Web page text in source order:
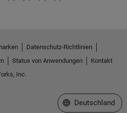
Datenschutz-Richtlinien
Status von Anwendungen
Kontakt
Inc.
Website auswählen
Deutschland